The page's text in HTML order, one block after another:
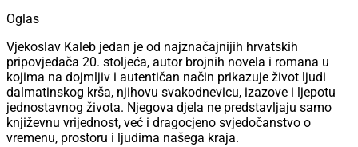
Oglas
Vjekoslav Kaleb jedan je od najznačajnijih hrvatskih
pripovjedača 20. stoljeća, autor brojnih novela i romana u
kojima na dojmljiv i autentičan način prikazuje život ljudi
dalmatinskog krša, njihovu svakodnevicu, izazove i ljepotu
jednostavnog života. Njegova djela ne predstavljaju samo
književnu vrijednost, već i dragocjeno svjedočanstvo o
vremenu, prostoru i ljudima našega kraja.